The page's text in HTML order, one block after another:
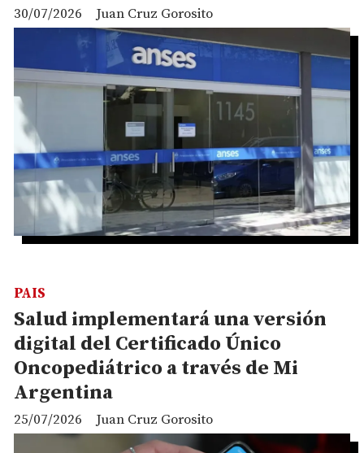
Juan Cruz Gorosito
30/07/2026
Salud implementará una versión
digital del Certificado Único
Oncopediátrico a través de Mi
Argentina
Juan Cruz Gorosito
PAIS
25/07/2026